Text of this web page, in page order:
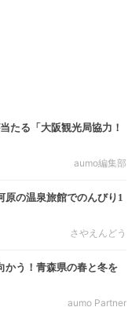
たる「大阪観光局協力！
aumo編集部
原の温泉旅館でのんびり1
さやえんどう
かう！青森県の春と冬を
aumo Partner